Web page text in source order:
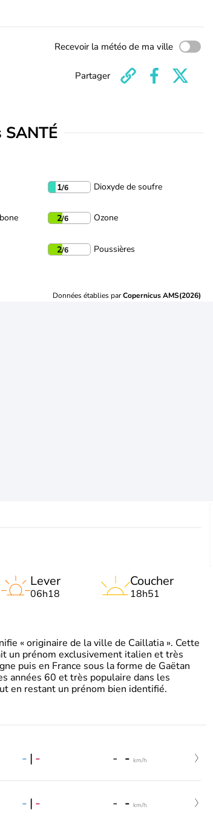
Recevoir la météo de ma ville
Partager
SANTÉ
1/6 Dioxyde de soufre
2/6 Ozone
2/6 Poussières
Données établies parCopernicus AMS(2026)
Lever
06h18
Coucher
18h51
« originaire de la ville de Caillatia ». Cette
un prénom exclusivement italien et très
puis en France sous la forme de Gaëtan
années 60 et très populaire dans les
en restant un prénom bien identifié.
- | - - - km/h
- | - - - km/h